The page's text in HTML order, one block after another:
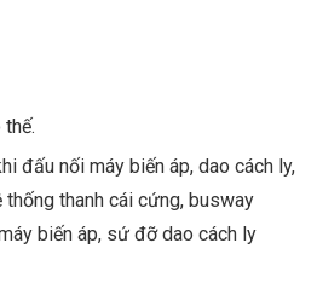
đấu nối máy biến áp, dao cách ly,
thống thanh cái cứng, busway
biến áp, sứ đỡ dao cách ly